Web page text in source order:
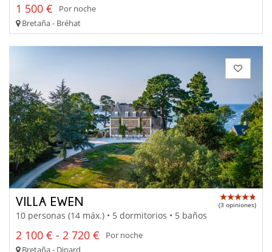
1 500 €
Por noche
Bretaña - Bréhat
VILLA EWEN (3 opiniones)
10 personas (14 máx.) • 5 dormitorios • 5 baños
2 100 € - 2 720 €
Por noche
Bretaña - Dinard